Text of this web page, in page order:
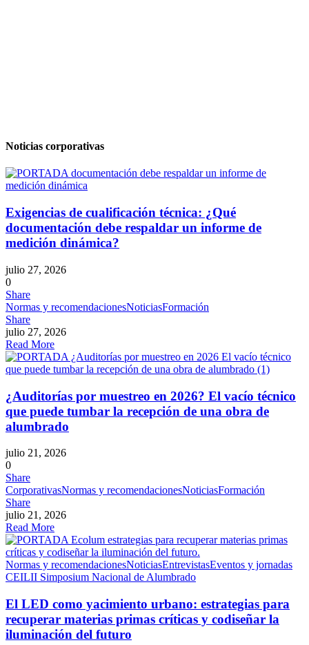
Noticias corporativas
Exigencias de cualificación técnica: ¿Qué
documentación debe respaldar un informe de
medición dinámica?
julio 27, 2026
0
Share
Normas y recomendacionesNoticiasFormación
Share
julio 27, 2026
Read More
¿Auditorías por muestreo en 2026? El vacío técnico
que puede tumbar la recepción de una obra de
alumbrado
julio 21, 2026
0
Share
CorporativasNormas y recomendacionesNoticiasFormación
Share
julio 21, 2026
Read More
Normas y recomendacionesNoticiasEntrevistasEventos y jornadas
CEILII Simposium Nacional de Alumbrado
El LED como yacimiento urbano: estrategias para
recuperar materias primas críticas y codiseñar la
iluminación del futuro